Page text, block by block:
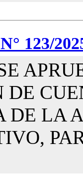
123/
DE
DE LA